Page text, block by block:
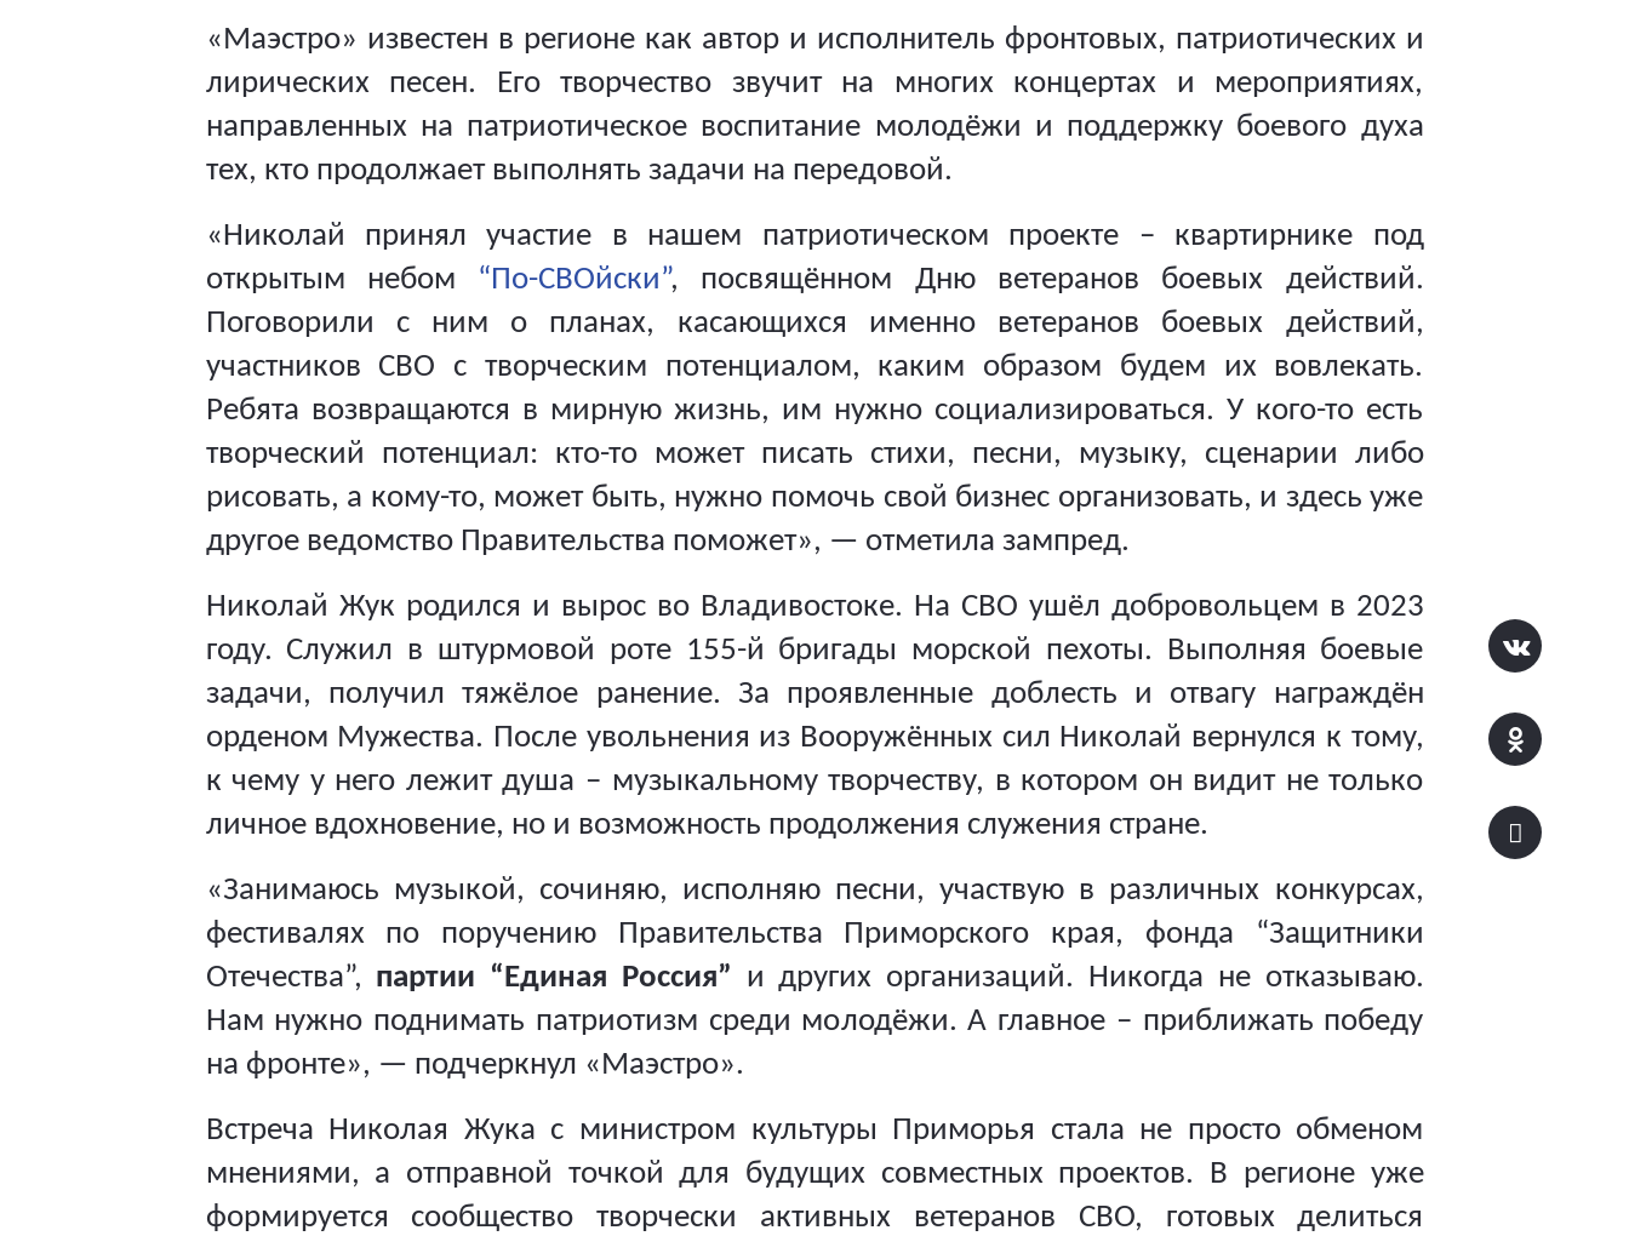
«Маэстро» известен в регионе как автор и исполнитель фронтовых, патриотических и
лирических песен. Его творчество звучит на многих концертах и мероприятиях,
направленных на патриотическое воспитание молодёжи и поддержку боевого духа
тех, кто продолжает выполнять задачи на передовой.
«Николай принял участие в нашем патриотическом проекте – квартирнике под
открытым небом “По-СВОйски”, посвящённом Дню ветеранов боевых действий.
Поговорили с ним о планах, касающихся именно ветеранов боевых действий,
участников СВО с творческим потенциалом, каким образом будем их вовлекать.
Ребята возвращаются в мирную жизнь, им нужно социализироваться. У кого-то есть
творческий потенциал: кто-то может писать стихи, песни, музыку, сценарии либо
рисовать, а кому-то, может быть, нужно помочь свой бизнес организовать, и здесь уже
другое ведомство Правительства поможет», — отметила зампред.
Николай Жук родился и вырос во Владивостоке. На СВО ушёл добровольцем в 2023
году. Служил в штурмовой роте 155-й бригады морской пехоты. Выполняя боевые
задачи, получил тяжёлое ранение. За проявленные доблесть и отвагу награждён
орденом Мужества. После увольнения из Вооружённых сил Николай вернулся к тому,
к чему у него лежит душа – музыкальному творчеству, в котором он видит не только
личное вдохновение, но и возможность продолжения служения стране.
«Занимаюсь музыкой, сочиняю, исполняю песни, участвую в различных конкурсах,
фестивалях по поручению Правительства Приморского края, фонда “Защитники
Отечества”, партии “Единая Россия” и других организаций. Никогда не отказываю.
Нам нужно поднимать патриотизм среди молодёжи. А главное – приближать победу
на фронте», — подчеркнул «Маэстро».
Встреча Николая Жука с министром культуры Приморья стала не просто обменом
мнениями, а отправной точкой для будущих совместных проектов. В регионе уже
формируется сообщество творчески активных ветеранов СВО, готовых делиться